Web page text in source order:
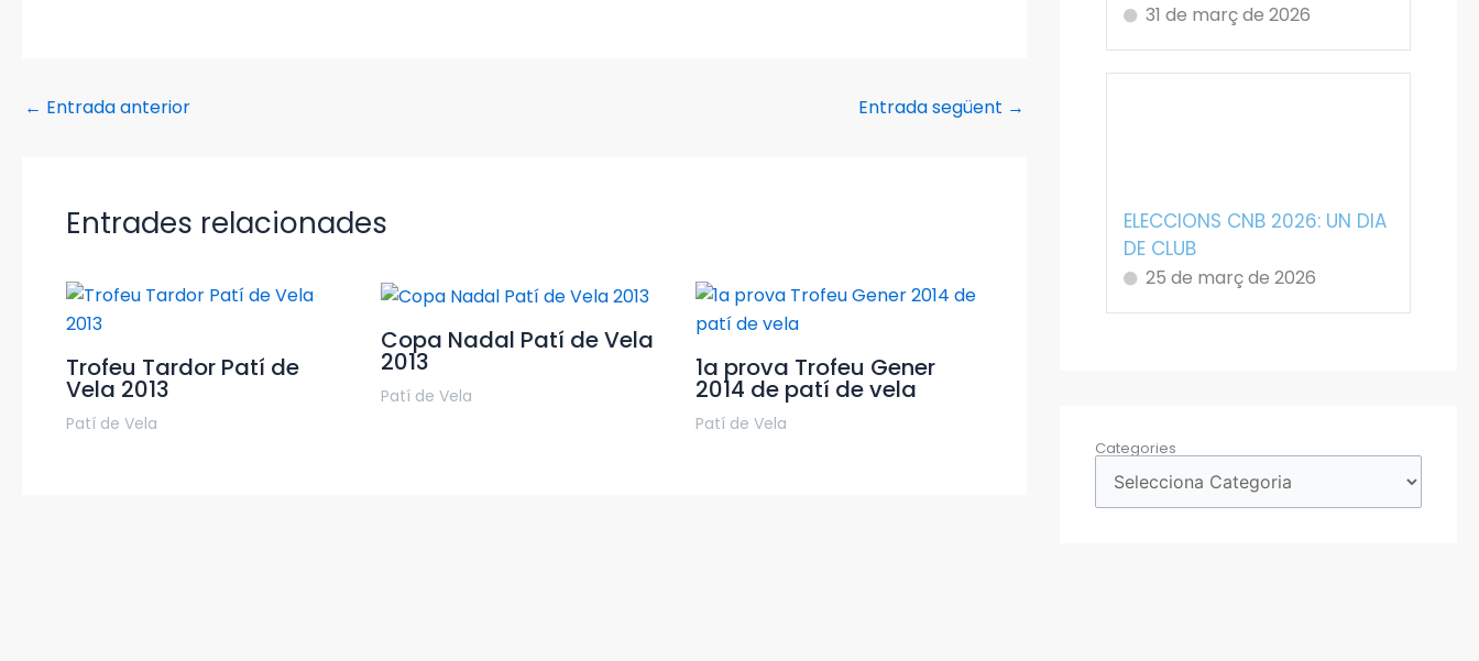
← Entrada anterior Entrada següent →
Entrades relacionades
Trofeu Tardor Patí de
Vela 2013
Patí de Vela
Copa Nadal Patí de Vela
2013
Patí de Vela
1a prova Trofeu Gener
2014 de patí de vela
Patí de Vela
31 de març de 2026
ELECCIONS CNB 2026: UN DIA
DE CLUB
25 de març de 2026
Categories